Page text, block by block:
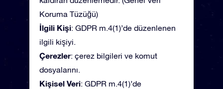
Koruma Tüzüğü)
İlgili Kişi: GDPR m.4(1)’de düzenlenen
ilgili kişiyi.
Çerezler: çerez bilgileri ve komut
dosyalarını.
Kişisel Veri: GDPR m.4(1)’de